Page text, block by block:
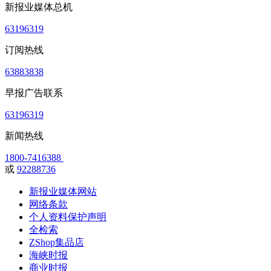
新报业媒体总机
63196319
订阅热线
63883838
早报广告联系
63196319
新闻热线
1800-7416388
或 92288736
新报业媒体网站
网络条款
个人资料保护声明
全检索
ZShop集品店
海峡时报
商业时报